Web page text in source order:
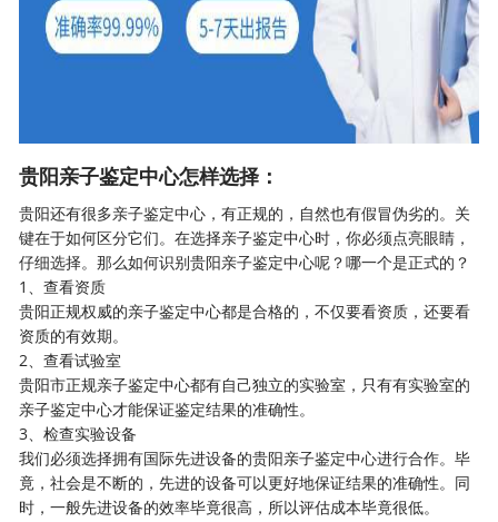
贵阳亲子鉴定中心怎样选择：
贵阳还有很多亲子鉴定中心 ，有正规的，自然也有假冒伪劣的。关
键在于如何区分它们。在选择亲子鉴定中心时，你必须点亮眼睛，
仔细选择。那么如何识别贵阳亲子鉴定中心呢？哪一个是正式的？
1、查看资质
贵阳正规权威的亲子鉴定中心都是合格的，不仅要看资质，还要看
资质的有效期。
2、查看试验室
贵阳市正规亲子鉴定中心都有自己独立的实验室，只有有实验室的
亲子鉴定中心才能保证鉴定结果的准确性。
3、检查实验设备
我们必须选择拥有国际先进设备的贵阳亲子鉴定中心进行合作。毕
竟，社会是不断的，先进的设备可以更好地保证结果的准确性。同
时，一般先进设备的效率毕竟很高，所以评估成本毕竟很低。